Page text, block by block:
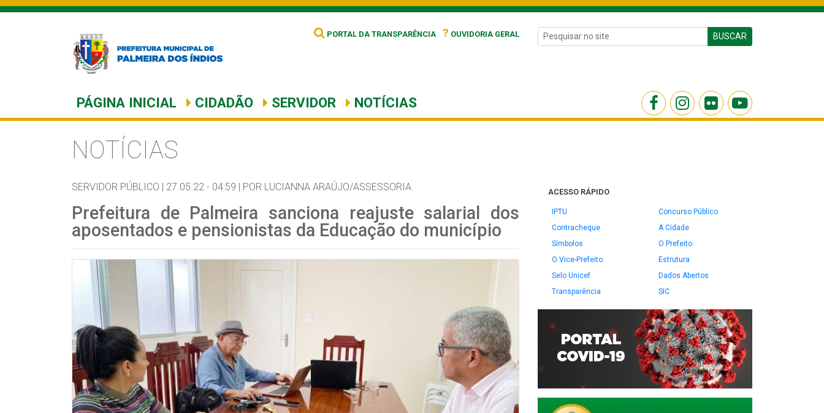
PORTAL DA TRANSPARÊNCIA ? OUVIDORIA GERAL BUSCAR
PÁGINA INICIAL CIDADÃO SERVIDOR NOTÍCIAS
NOTÍCIAS
SERVIDOR PÚBLICO | 27.05.22 - 04:59 | POR LUCIANNA ARAÚJO/ASSESSORIA
Prefeitura de Palmeira sanciona reajuste salarial dos
aposentados e pensionistas da Educação do município
ACESSO RÁPIDO
IPTU
Concurso Público
Contracheque
A Cidade
Símbolos
O Prefeito
O Vice-Prefeito
Estrutura
Selo Unicef
Dados Abertos
Transparência
SIC